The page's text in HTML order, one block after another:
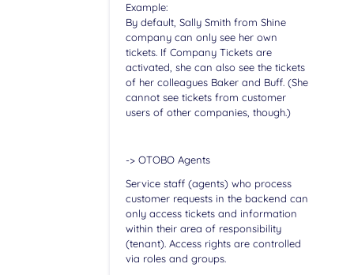
Example:
By default, Sally Smith from Shine
company can only see her own
tickets. If Company Tickets are
activated, she can also see the tickets
of her colleagues Baker and Buff. (She
cannot see tickets from customer
users of other companies, though.)
-> OTOBO Agents
Service staff (agents) who process
customer requests in the backend can
only access tickets and information
within their area of responsibility
(tenant). Access rights are controlled
via roles and groups.